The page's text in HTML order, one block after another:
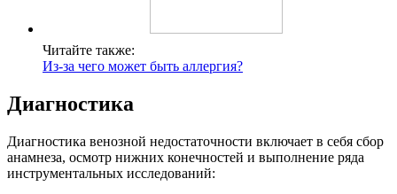
Читайте также:
Из-за чего может быть аллергия?
Диагностика
Диагностика венозной недостаточности включает в себя сбор
анамнеза, осмотр нижних конечностей и выполнение ряда
инструментальных исследований: